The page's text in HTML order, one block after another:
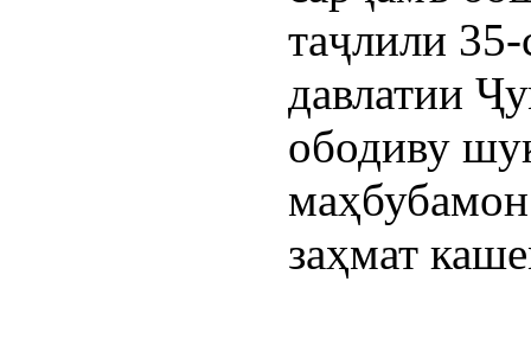
таҷлили
давлатии
ободиву
заҳмат